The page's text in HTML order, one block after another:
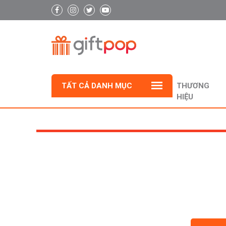
TẤT CẢ DANH MỤC
THƯƠNG
HIỆU